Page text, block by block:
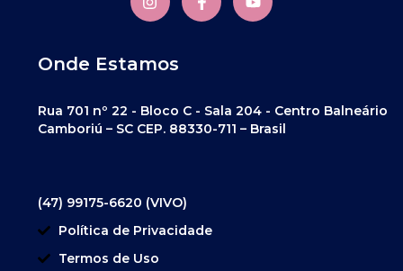
Onde Estamos
Rua 701 nº 22 - Bloco C - Sala 204 - Centro Balneário
Camboriú – SC CEP. 88330-711 – Brasil
(47) 99175-6620 (VIVO)
Política de Privacidade
Termos de Uso